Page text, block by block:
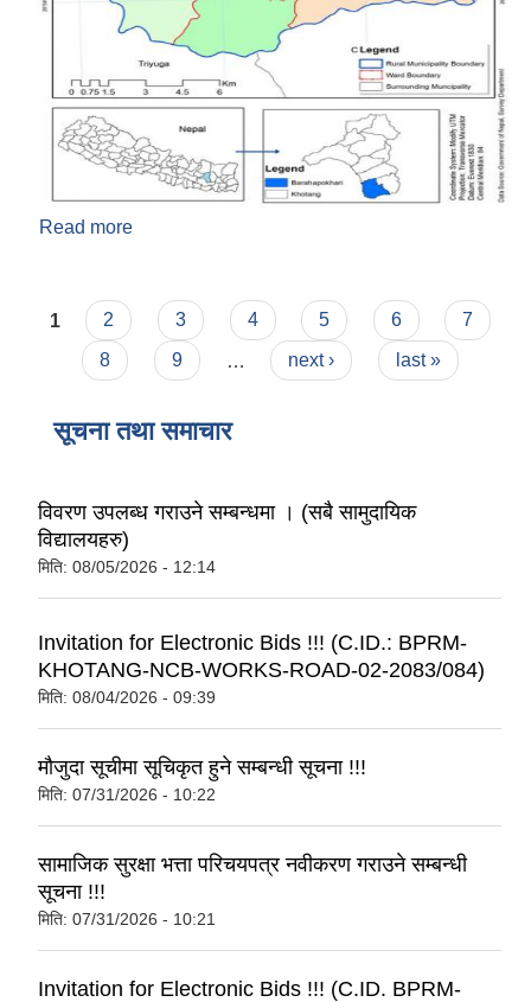
Read more
Pages
1 2 3 4 5 6
7
8
9 … next › last »
सूचना तथा समाचार
विवरण उपलब्ध गराउने सम्बन्धमा । (सबै सामुदायिक
विद्यालयहरु)
मिति: 08/05/2026 - 12:14
Invitation for Electronic Bids !!! (C.ID.: BPRM-
KHOTANG-NCB-WORKS-ROAD-02-2083/084)
मिति: 08/04/2026 - 09:39
मौजुदा सूचीमा सूचिकृत हुने सम्बन्धी सूचना !!!
मिति: 07/31/2026 - 10:22
सामाजिक सुरक्षा भत्ता परिचयपत्र नवीकरण गराउने सम्बन्धी
सूचना !!!
मिति: 07/31/2026 - 10:21
Invitation for Electronic Bids !!! (C.ID. BPRM-